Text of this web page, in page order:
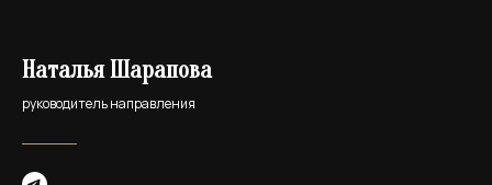
Наталья Шарапова
руководитель направления